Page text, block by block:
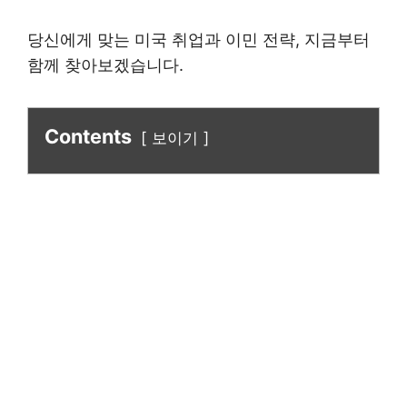
당신에게 맞는 미국 취업과 이민 전략, 지금부터
함께 찾아보겠습니다.
Contents 보이기